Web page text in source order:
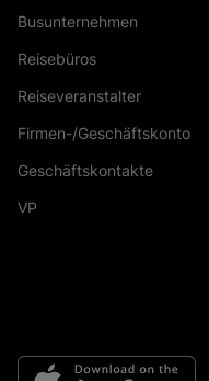
Busunternehmen
Reisebüros
Reiseveranstalter
Firmen-/Geschäftskonto
Geschäftskontakte
VP